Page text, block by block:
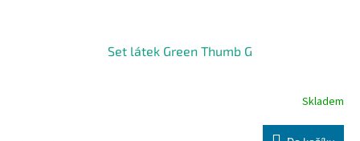
Set látek Green Thumb G
Skladem